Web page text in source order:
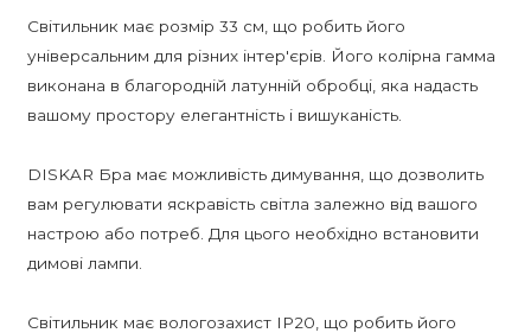
Світильник має розмір 33 см, що робить його
універсальним для різних інтер'єрів. Його колірна гамма
виконана в благородній латунній обробці, яка надасть
вашому простору елегантність і вишуканість.
DISKAR Бра має можливість димування, що дозволить
вам регулювати яскравість світла залежно від вашого
настрою або потреб. Для цього необхідно встановити
димові лампи.
Світильник має вологозахист IP20, що робить його